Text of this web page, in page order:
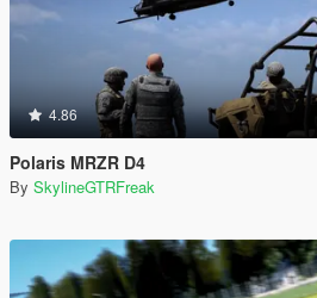
4.86
Polaris MRZR D4
By SkylineGTRFreak